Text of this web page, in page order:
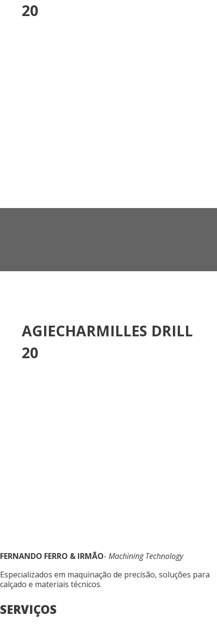
20
AGIECHARMILLES DRILL
20
FERNANDO FERRO & IRMÃO- Machining Technology
Especializados em maquinação de precisão, soluções para
calçado e materiais técnicos.
SERVIÇOS